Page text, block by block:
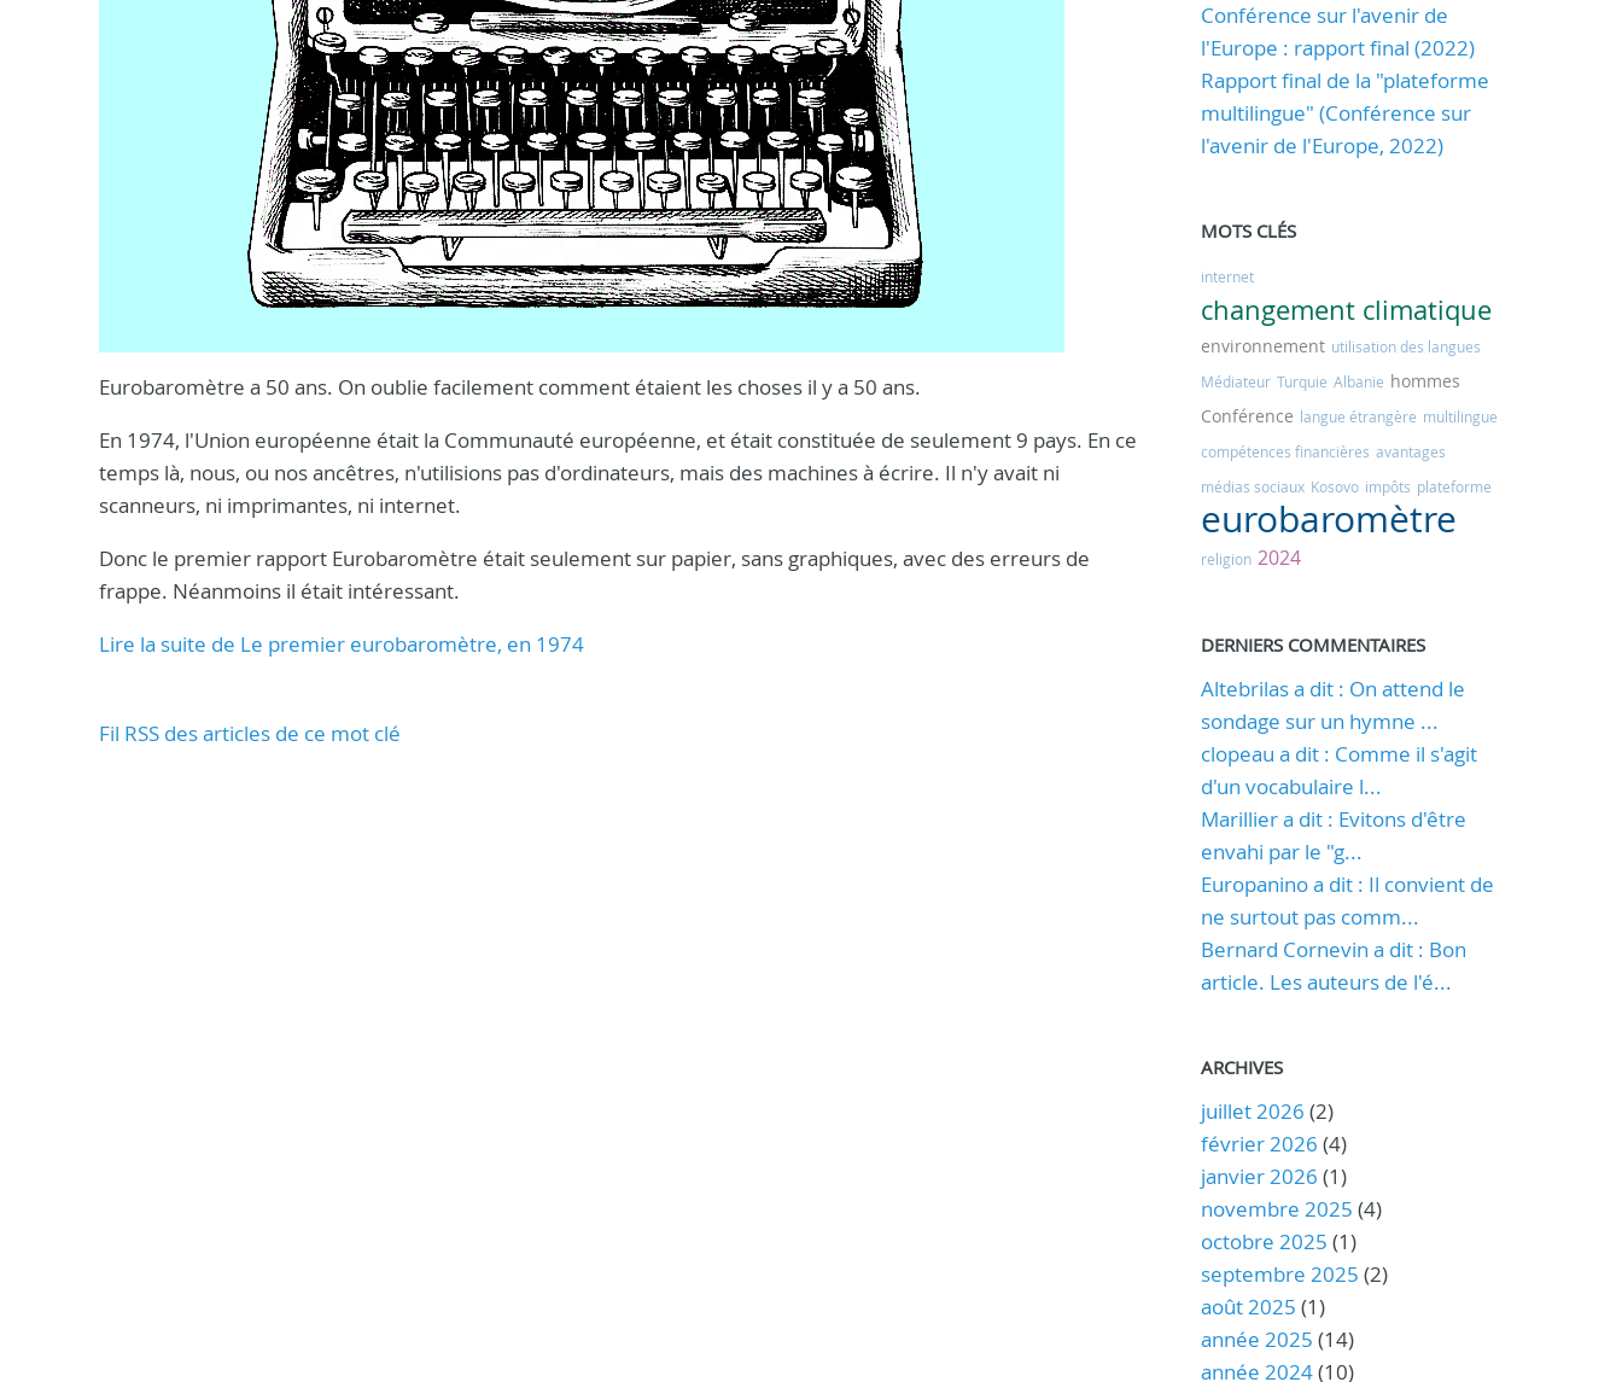
Eurobaromètre a 50 ans. On oublie facilement comment étaient les choses il y a 50 ans.
En 1974, l'Union européenne était la Communauté européenne, et était constituée de seulement 9 pays. En ce
temps là, nous, ou nos ancêtres, n'utilisions pas d'ordinateurs, mais des machines à écrire. Il n'y avait ni
scanneurs, ni imprimantes, ni internet.
Donc le premier rapport Eurobaromètre était seulement sur papier, sans graphiques, avec des erreurs de
frappe. Néanmoins il était intéressant.
Lire la suite de Le premier eurobaromètre, en 1974
Fil RSS des articles de ce mot clé
Conférence sur l'avenir de
l'Europe : rapport final (2022)
Rapport final de la "plateforme
multilingue" (Conférence sur
l'avenir de l'Europe, 2022)
MOTS CLÉS
internet
changement climatique
environnement utilisation des langues
Médiateur Turquie Albanie hommes
Conférence langue étrangère multilingue
compétences financières avantages
médias sociaux Kosovo impôts plateforme
eurobaromètre
religion 2024
DERNIERS COMMENTAIRES
Altebrilas a dit : On attend le
sondage sur un hymne ...
clopeau a dit : Comme il s'agit
d'un vocabulaire l...
Marillier a dit : Evitons d'être
envahi par le "g...
Europanino a dit : Il convient de
ne surtout pas comm...
Bernard Cornevin a dit : Bon
article. Les auteurs de l'é...
ARCHIVES
juillet 2026 (2)
février 2026 (4)
janvier 2026 (1)
novembre 2025 (4)
octobre 2025 (1)
septembre 2025 (2)
août 2025 (1)
année 2025 (14)
année 2024(10)